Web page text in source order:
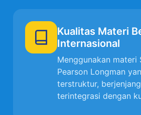
Kualitas Materi
Internasional
Menggunakan materi
Pearson Longman
terstruktur,
terintegrasi dengan